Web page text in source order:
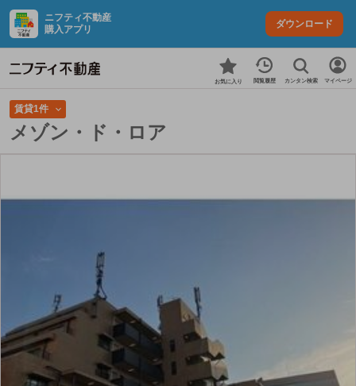
ニフティ不動産
購入アプリ
ダウンロード
お気に入り 閲覧履歴 カンタン検索 マイページ
賃貸1件
メゾン・ド・ロア